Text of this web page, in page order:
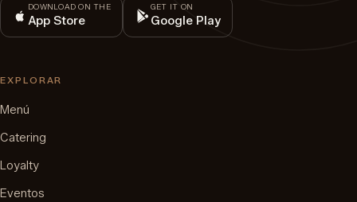
DOWNLOAD ON THE
App Store
GET IT ON
Google Play
EXPLORAR
Menú
Catering
Loyalty
Eventos